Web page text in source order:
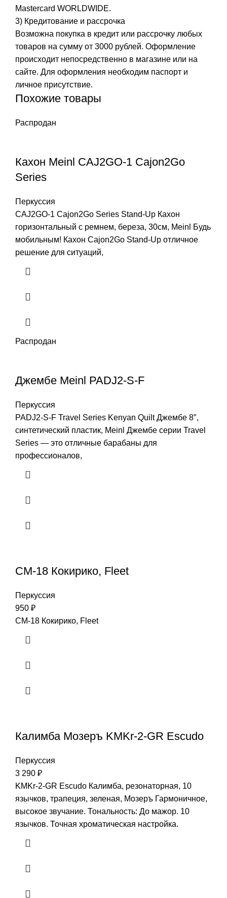
Mastercard WORLDWIDE.
3) Кредитование и рассрочка
Возможна покупка в кредит или рассрочку любых
товаров на сумму от 3000 рублей. Оформление
происходит непосредственно в магазине или на
сайте. Для оформления необходим паспорт и
личное присутствие.
Похожие товары
Распродан
Кахон Meinl CAJ2GO-1 Cajon2Go
Series
Перкуссия
CAJ2GO-1 Cajon2Go Series Stand-Up Кахон
горизонтальный с ремнем, береза, 30см, Meinl Будь
мобильным! Кахон Cajon2Go Stand-Up отличное
решение для ситуаций,
Распродан
Джембе Meinl PADJ2-S-F
Перкуссия
PADJ2-S-F Travel Series Kenyan Quilt Джембе 8″,
синтетический пластик, Meinl Джембе серии Travel
Series — это отличные барабаны для
профессионалов,
CM-18 Кокирико, Fleet
Перкуссия
950 ₽
CM-18 Кокирико, Fleet
Калимба Мозеръ KMKr-2-GR Escudo
Перкуссия
3 290 ₽
KMKr-2-GR Escudo Калимба, резонаторная, 10
язычков, трапеция, зеленая, Мозеръ Гармоничное,
высокое звучание. Тональность: До мажор. 10
язычков. Точная хроматическая настройка.